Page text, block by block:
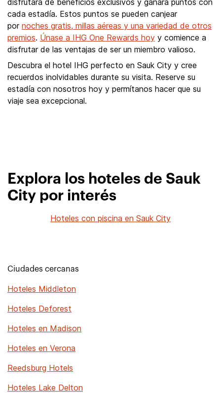
disfrutará de beneficios exclusivos y ganará puntos con
cada estadía. Estos puntos se pueden canjear
por noches gratis, millas aéreas y una variedad de otros
premios. Únase a IHG One Rewards hoy y comience a
disfrutar de las ventajas de ser un miembro valioso.
Descubra el hotel IHG perfecto en Sauk City y cree
recuerdos inolvidables durante su visita. Reserve su
estadía con nosotros hoy y permítanos hacer que su
viaje sea excepcional.
Explora los hoteles de Sauk
City por interés
Hoteles con piscina en Sauk City
Ciudades cercanas
Hoteles Middleton
Hoteles Deforest
Hoteles en Madison
Hoteles en Verona
Reedsburg Hotels
Hoteles Lake Delton